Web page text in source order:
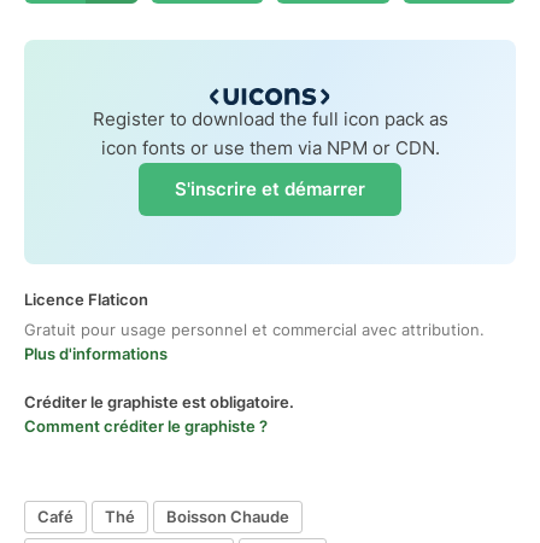
Register to download the full icon pack as
icon fonts or use them via NPM or CDN.
S'inscrire et démarrer
Licence Flaticon
Gratuit pour usage personnel et commercial avec attribution.
Plus d'informations
Créditer le graphiste est obligatoire.
Comment créditer le graphiste ?
Café Thé
Boisson Chaude